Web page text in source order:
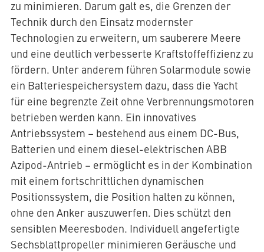
zu minimieren. Darum galt es, die Grenzen der
Technik durch den Einsatz modernster
Technologien zu erweitern, um sauberere Meere
und eine deutlich verbesserte Kraftstoffeffizienz zu
fördern. Unter anderem führen Solarmodule sowie
ein Batteriespeichersystem dazu, dass die Yacht
für eine begrenzte Zeit ohne Verbrennungsmotoren
betrieben werden kann. Ein innovatives
Antriebssystem – bestehend aus einem DC-Bus,
Batterien und einem diesel-elektrischen ABB
Azipod-Antrieb – ermöglicht es in der Kombination
mit einem fortschrittlichen dynamischen
Positionssystem, die Position halten zu können,
ohne den Anker auszuwerfen. Dies schützt den
sensiblen Meeresboden. Individuell angefertigte
Sechsblattpropeller minimieren Geräusche und